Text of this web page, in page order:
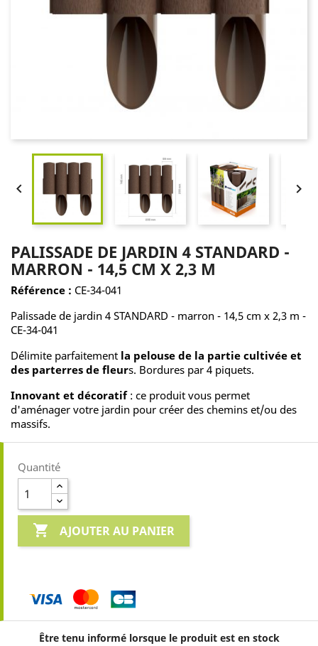
 
PALISSADE DE JARDIN 4 STANDARD -
MARRON - 14,5 CM X 2,3 M
Référence : CE-34-041
Palissade de jardin 4 STANDARD - marron - 14,5 cm x 2,3 m -
CE-34-041
Délimite parfaitement la pelouse de la partie cultivée et
des parterres de fleurs. Bordures par 4 piquets.
Innovant et décoratif: ce produit vous permet
d'aménager votre jardin pour créer des chemins et/ou des
massifs.
Quantité
 AJOUTER AU PANIER
Être tenu informé lorsque le produit est en stock